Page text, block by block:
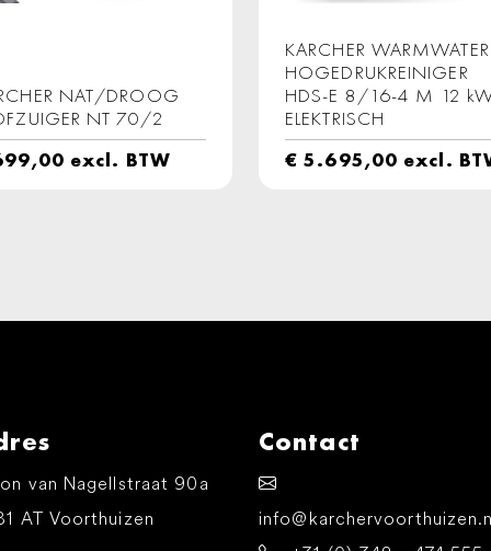
NAT/DROOG
NT 70/2
excl. BTW
KARCHER WARMWATER
HOGEDRUKREINIGER
HDS-E 8/16-4 M 12
ELEKTRISCH
€ 5.695,00 excl.
van Nagellstraat 90a
AT Voorthuizen
Contact